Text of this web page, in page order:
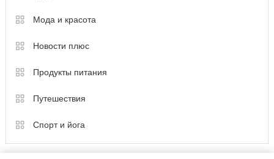
Мода и красота
Новости плюс
Продукты питания
Путешествия
Спорт и йога